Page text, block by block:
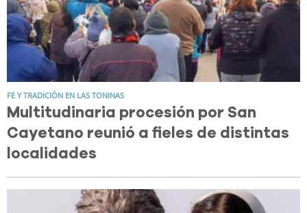
FE Y TRADICIÓN EN LAS TONINAS
Multitudinaria procesión por San
Cayetano reunió a fieles de distintas
localidades